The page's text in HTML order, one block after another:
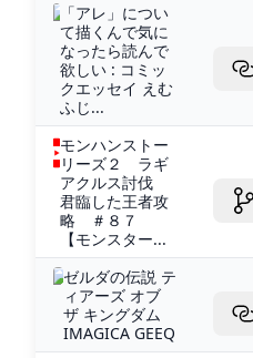
「アレ」につい
て描くんで気に
なったら読んで
欲しい : コミッ
クエッセイ えむ
ふじ...
モンハンストー
リーズ２ ラギ
アクルス討伐
君臨した王者攻
略 ＃８７
【モンスター...
ゼルダの伝説 テ
ィアーズ オブ
ザ キングダム
IMAGICA GEEQ